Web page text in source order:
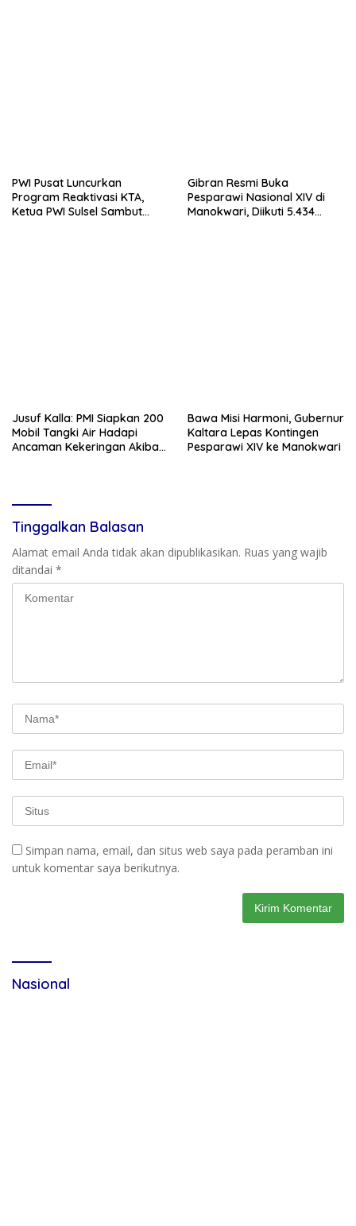
PWI Pusat Luncurkan
Program Reaktivasi KTA,
Ketua PWI Sulsel Sambut
Gibran Resmi Buka
Pesparawi Nasional XIV di
Manokwari, Diikuti 5.434
Jusuf Kalla: PMI Siapkan 200
Mobil Tangki Air Hadapi
Ancaman Kekeringan Akibat
Bawa Misi Harmoni, Gubernur
Kaltara Lepas Kontingen
Pesparawi XIV ke Manokwari
Tinggalkan Balasan
Alamat email Anda tidak akan dipublikasikan. Ruas yang wajib
ditandai *
Simpan nama, email, dan situs web saya pada peramban ini
untuk komentar saya berikutnya.
Nasional